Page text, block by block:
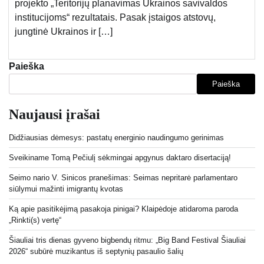
projekto „Teritorijų planavimas Ukrainos savivaldos
institucijoms“ rezultatais. Pasak įstaigos atstovų,
jungtinė Ukrainos ir […]
Paieška
Paieška
Naujausi įrašai
Didžiausias dėmesys: pastatų energinio naudingumo gerinimas
Sveikiname Tomą Pečiulį sėkmingai apgynus daktaro disertaciją!
Seimo nario V. Sinicos pranešimas: Seimas nepritarė parlamentaro
siūlymui mažinti imigrantų kvotas
Ką apie pasitikėjimą pasakoja pinigai? Klaipėdoje atidaroma paroda
„Rinkti(s) vertę“
Šiauliai tris dienas gyveno bigbendų ritmu: „Big Band Festival Šiauliai
2026“ subūrė muzikantus iš septynių pasaulio šalių